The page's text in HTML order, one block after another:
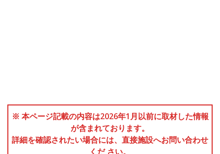
※ 本ページ記載の内容は2026年1月以前に取材した情報
が含まれております。
詳細を確認されたい場合には、直接施設へお問い合わせ
くだ さい。